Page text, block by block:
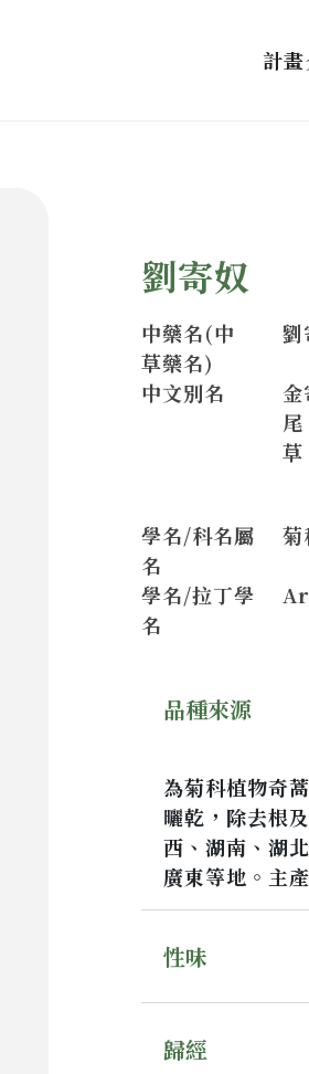
計
劉寄奴
中藥名(中
草藥名)
劉
中文別名
草
學名/科名屬
名
菊
學名/拉丁學
名
品種來源
為菊科植物奇
曬乾，除去根
西、湖南、湖
廣東等地。主
性味
歸經